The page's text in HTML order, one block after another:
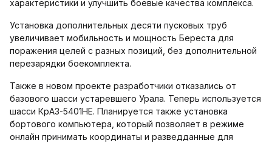
характеристики и улучшить боевые качества комплекса.
Установка дополнительных десяти пусковых труб
увеличивает мобильность и мощность Береста для
поражения целей с разных позиций, без дополнительной
перезарядки боекомплекта.
Также в новом проекте разработчики отказались от
базового шасси устаревшего Урала. Теперь используется
шасси КрАЗ-5401НЕ. Планируется также установка
бортового компьютера, который позволяет в режиме
онлайн принимать координаты и разведданные для